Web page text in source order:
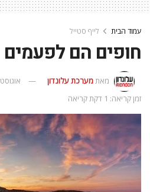
עמוד הבית לייף סטייל
חופים הם לפעמים
מאתמערכת עלונדון
אוגוסט 13, 2020
זמן קריאה: 1 דקת קריאה